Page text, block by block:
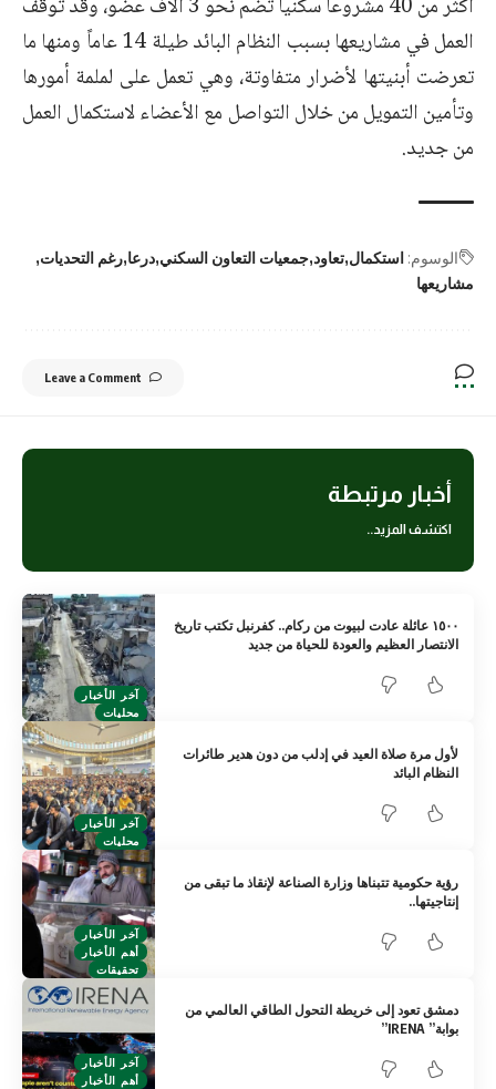
أكثر من 40 مشروعاً سكنياً تضم نحو 3 آلاف عضو، وقد توقف
العمل في مشاريعها بسبب النظام البائد طيلة 14 عاماً ومنها ما
تعرضت أبنيتها لأضرار متفاوتة، وهي تعمل على لملمة أمورها
وتأمين التمويل من خلال التواصل مع الأعضاء لاستكمال العمل
من جديد.
الوسوم: استكمال تعاود جمعيات التعاون السكني درعا رغم التحديات
مشاريعها
Leave a Comment
أخبار مرتبطة
اكتشف المزيد..
آخر الأخبار
محليات
١٥٠٠ عائلة عادت لبيوت من ركام.. كفرنبل تكتب تاريخ
الانتصار العظيم والعودة للحياة من جديد
آخر الأخبار
محليات
لأول مرة صلاة العيد في إدلب من دون هدير طائرات
النظام البائد
آخر الأخبار
أهم الأخبار
تحقيقات
رؤية حكومية تتبناها وزارة الصناعة لإنقاذ ما تبقى من
إنتاجيتها..
آخر الأخبار
أهم الأخبار
دمشق تعود إلى خريطة التحول الطاقي العالمي من
بوابة” IRENA”